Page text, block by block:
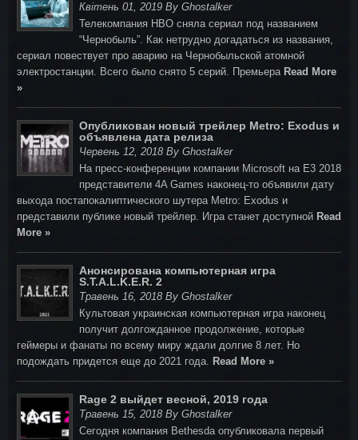
Квітень 01, 2019 By Ghostalker
Телекомпания HBO сняла сериал под названием
“Чернобыль”. Как нетрудно догадаться из названия,
сериал повествует про аварию на Чернобыльской атомной
электростанции. Всего было снято 5 серий. Премьера Read More
»
Опубликован новый трейлер Metro: Exodus и
объявлена дата релиза
Червень 12, 2018 By Ghostalker
На пресс-конференции компании Microsoft на E3 2018
представители 4A Games наконец-то объявили дату
выхода постапокалиптического шутера Metro: Exodus и
представили публике новый трейлер. Игра станет доступной Read
More »
Анонсирована компьютерная игра
S.T.A.L.K.E.R. 2
Травень 16, 2018 By Ghostalker
Культовая украинская компьютерная игра наконец
получит долгожданное продолжение, которые
геймеры и фанаты по всему миру ждали долгие 8 лет. Но
подождать придется еще до 2021 года. Read More »
Rage 2 выйдет весной, 2019 года
Травень 15, 2018 By Ghostalker
Cегодня компания Bethesda опубликовала первый